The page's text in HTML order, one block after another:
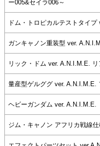
ー005&セイラ006～
ドム・トロピカルテストタイ
ガンキャノン重装型 ver.
リック・ドム ver. A.N.I.M.E.
量産型ゲルググ ver. A.N.I.M.E.
ヘビーガンダム ver. A.N.I.M.E.
ジム・キャノン アフリカ戦線